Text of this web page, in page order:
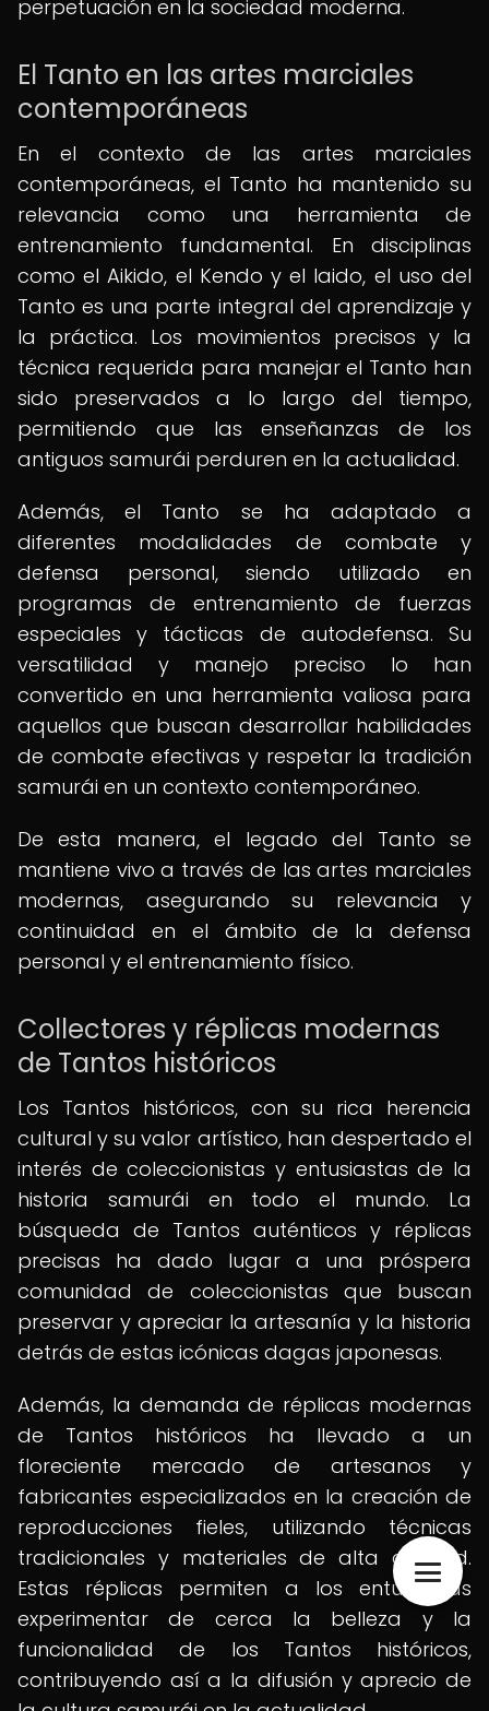
perpetuación en la sociedad moderna.
El Tanto en las artes marciales
contemporáneas
En el contexto de las artes marciales
contemporáneas, el Tanto ha mantenido su
relevancia como una herramienta de
entrenamiento fundamental. En disciplinas
como el Aikido, el Kendo y el Iaido, el uso del
Tanto es una parte integral del aprendizaje y
la práctica. Los movimientos precisos y la
técnica requerida para manejar el Tanto han
sido preservados a lo largo del tiempo,
permitiendo que las enseñanzas de los
antiguos samurái perduren en la actualidad.
Además, el Tanto se ha adaptado a
diferentes modalidades de combate y
defensa personal, siendo utilizado en
programas de entrenamiento de fuerzas
especiales y tácticas de autodefensa. Su
versatilidad y manejo preciso lo han
convertido en una herramienta valiosa para
aquellos que buscan desarrollar habilidades
de combate efectivas y respetar la tradición
samurái en un contexto contemporáneo.
De esta manera, el legado del Tanto se
mantiene vivo a través de las artes marciales
modernas, asegurando su relevancia y
continuidad en el ámbito de la defensa
personal y el entrenamiento físico.
Collectores y réplicas modernas
de Tantos históricos
Los Tantos históricos, con su rica herencia
cultural y su valor artístico, han despertado el
interés de coleccionistas y entusiastas de la
historia samurái en todo el mundo. La
búsqueda de Tantos auténticos y réplicas
precisas ha dado lugar a una próspera
comunidad de coleccionistas que buscan
preservar y apreciar la artesanía y la historia
detrás de estas icónicas dagas japonesas.
Además, la demanda de réplicas modernas
de Tantos históricos ha llevado a un
floreciente mercado de artesanos y
fabricantes especializados en la creación de
reproducciones fieles, utilizando técnicas
tradicionales y materiales de alta calidad.
Estas réplicas permiten a los entusiastas
experimentar de cerca la belleza y la
funcionalidad de los Tantos históricos,
contribuyendo así a la difusión y aprecio de